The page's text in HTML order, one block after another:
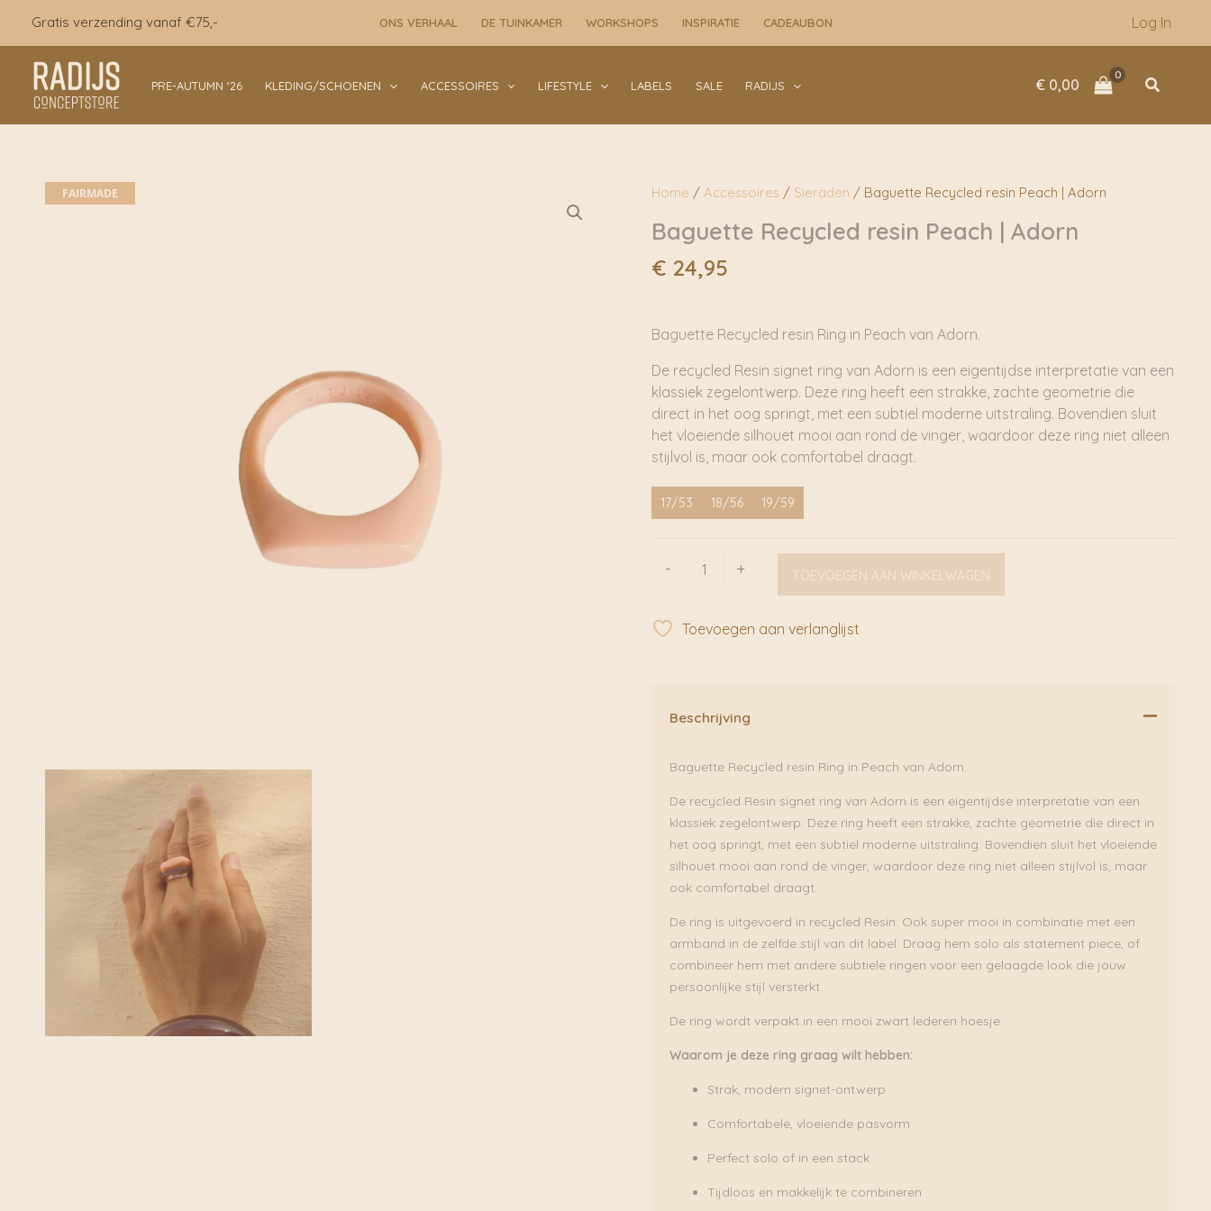
inhoud
Gratis verzending vanaf €75,- ONS VERHAAL DE TUINKAMER WORKSHOPS INSPIRATIE CADEAUBON Log In
PRE-AUTUMN ‘26 KLEDING/SCHOENEN ACCESSOIRES LIFESTYLE LABELS SALE RADIJS € 0,00 Zoeken
FAIRMADE Home / Accessoires / Sieraden / Baguette Recycled resin Peach | Adorn
Baguette Recycled resin Peach | Adorn
€24,95
Baguette Recycled resin Ring in Peach van Adorn.
De recycled Resin signet ring van Adorn is een eigentijdse interpretatie van een
klassiek zegelontwerp. Deze ring heeft een strakke, zachte geometrie die
direct in het oog springt, met een subtiel moderne uitstraling. Bovendien sluit
het vloeiende silhouet mooi aan rond de vinger, waardoor deze ring niet alleen
stijlvol is, maar ook comfortabel draagt.
17/53 18/56 19/59
-
Baguette
Peach
+ TOEVOEGEN AAN WINKELWAGEN
Toevoegen aan verlanglijst
Beschrijving
Baguette Recycled resin Ring in Peach van Adorn.
De recycled Resin signet ring van Adorn is een eigentijdse interpretatie van een
klassiek zegelontwerp. Deze ring heeft een strakke, zachte geometrie die direct in
het oog springt, met een subtiel moderne uitstraling. Bovendien sluit het vloeiende
silhouet mooi aan rond de vinger, waardoor deze ring niet alleen stijlvol is, maar
ook comfortabel draagt.
De ring is uitgevoerd in recycled Resin. Ook super mooi in combinatie met een
armband in de zelfde stijl van dit label. Draag hem solo als statement piece, of
combineer hem met andere subtiele ringen voor een gelaagde look die jouw
persoonlijke stijl versterkt.
De ring wordt verpakt in een mooi zwart lederen hoesje.
Waarom je deze ring graag wilt hebben:
Strak, modern signet-ontwerp
Comfortabele, vloeiende pasvorm
Perfect solo of in een stack
Tijdloos en makkelijk te combineren